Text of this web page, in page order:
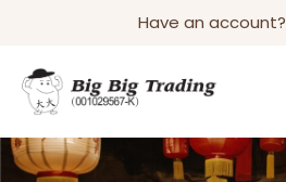
Have an account?